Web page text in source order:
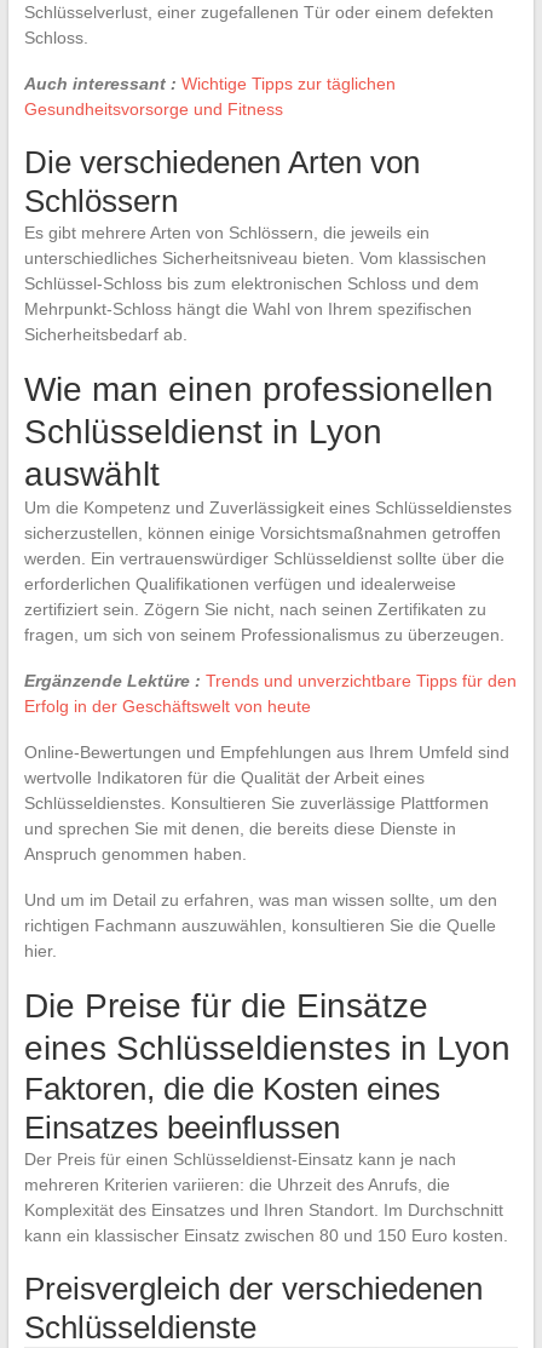
Schlüsselverlust, einer zugefallenen Tür oder einem defekten
Schloss.
Auch interessant : Wichtige Tipps zur täglichen
Gesundheitsvorsorge und Fitness
Die verschiedenen Arten von
Schlössern
Es gibt mehrere Arten von Schlössern, die jeweils ein
unterschiedliches Sicherheitsniveau bieten. Vom klassischen
Schlüssel-Schloss bis zum elektronischen Schloss und dem
Mehrpunkt-Schloss hängt die Wahl von Ihrem spezifischen
Sicherheitsbedarf ab.
Wie man einen professionellen
Schlüsseldienst in Lyon
auswählt
Um die Kompetenz und Zuverlässigkeit eines Schlüsseldienstes
sicherzustellen, können einige Vorsichtsmaßnahmen getroffen
werden. Ein vertrauenswürdiger Schlüsseldienst sollte über die
erforderlichen Qualifikationen verfügen und idealerweise
zertifiziert sein. Zögern Sie nicht, nach seinen Zertifikaten zu
fragen, um sich von seinem Professionalismus zu überzeugen.
Ergänzende Lektüre : Trends und unverzichtbare Tipps für den
Erfolg in der Geschäftswelt von heute
Online-Bewertungen und Empfehlungen aus Ihrem Umfeld sind
wertvolle Indikatoren für die Qualität der Arbeit eines
Schlüsseldienstes. Konsultieren Sie zuverlässige Plattformen
und sprechen Sie mit denen, die bereits diese Dienste in
Anspruch genommen haben.
Und um im Detail zu erfahren, was man wissen sollte, um den
richtigen Fachmann auszuwählen, konsultieren Sie die Quelle
hier.
Die Preise für die Einsätze
eines Schlüsseldienstes in Lyon
Faktoren, die die Kosten eines
Einsatzes beeinflussen
Der Preis für einen Schlüsseldienst-Einsatz kann je nach
mehreren Kriterien variieren: die Uhrzeit des Anrufs, die
Komplexität des Einsatzes und Ihren Standort. Im Durchschnitt
kann ein klassischer Einsatz zwischen 80 und 150 Euro kosten.
Preisvergleich der verschiedenen
Schlüsseldienste